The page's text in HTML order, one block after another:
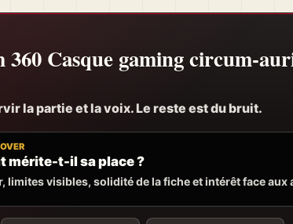
Casque gaming circum-
la partie et la voix. Le reste est du bruit.
mérite-t-il sa place ?
limites visibles, solidité de la fiche et intérêt face aux